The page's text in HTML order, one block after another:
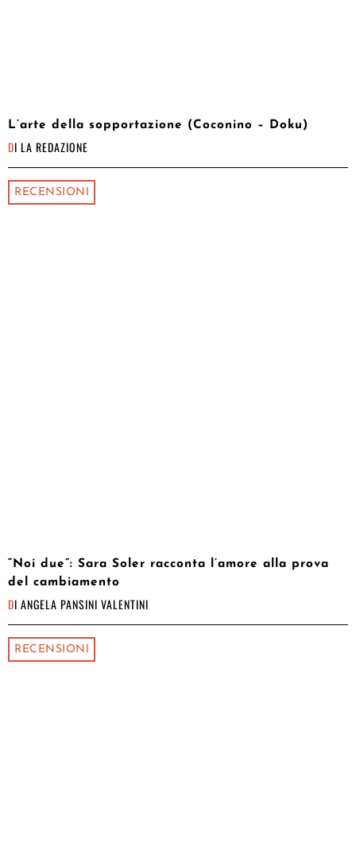
L’arte della sopportazione (Coconino – Doku)
DI LA REDAZIONE
RECENSIONI
“Noi due”: Sara Soler racconta l’amore alla prova
del cambiamento
DI ANGELA PANSINI VALENTINI
RECENSIONI